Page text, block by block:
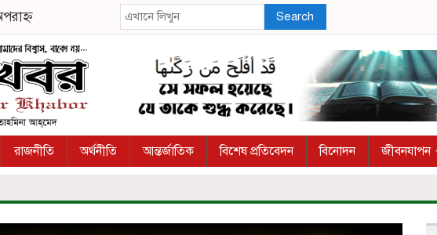
Search
রাজনীতি অর্থনীতি আন্তর্জাতিক বিশেষ প্রতিবেদন বিনোদন জীবনযাপন